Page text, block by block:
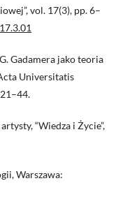
vol. 17(3), pp. 6–
Gadamera jako teoria
Universitatis
“Wiedza i Życie”,
Warszawa: